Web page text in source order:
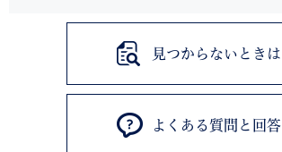
見つからないときは
よくある質問と回答